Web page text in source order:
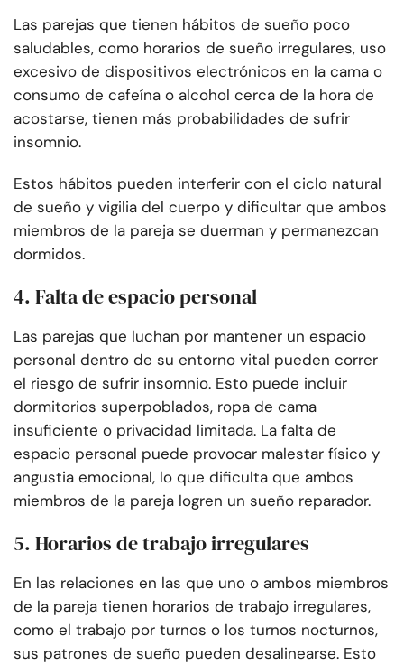
Las parejas que tienen hábitos de sueño poco
saludables, como horarios de sueño irregulares, uso
excesivo de dispositivos electrónicos en la cama o
consumo de cafeína o alcohol cerca de la hora de
acostarse, tienen más probabilidades de sufrir
insomnio.
Estos hábitos pueden interferir con el ciclo natural
de sueño y vigilia del cuerpo y dificultar que ambos
miembros de la pareja se duerman y permanezcan
dormidos.
4. Falta de espacio personal
Las parejas que luchan por mantener un espacio
personal dentro de su entorno vital pueden correr
el riesgo de sufrir insomnio. Esto puede incluir
dormitorios superpoblados, ropa de cama
insuficiente o privacidad limitada. La falta de
espacio personal puede provocar malestar físico y
angustia emocional, lo que dificulta que ambos
miembros de la pareja logren un sueño reparador.
5. Horarios de trabajo irregulares
En las relaciones en las que uno o ambos miembros
de la pareja tienen horarios de trabajo irregulares,
como el trabajo por turnos o los turnos nocturnos,
sus patrones de sueño pueden desalinearse. Esto